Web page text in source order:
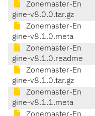
Zonemaster-En
gine-v8.0.0.tar.gz
Zonemaster-En
gine-v8.1.0.meta
Zonemaster-En
gine-v8.1.0.readme
Zonemaster-En
gine-v8.1.0.tar.gz
Zonemaster-En
gine-v8.1.1.meta